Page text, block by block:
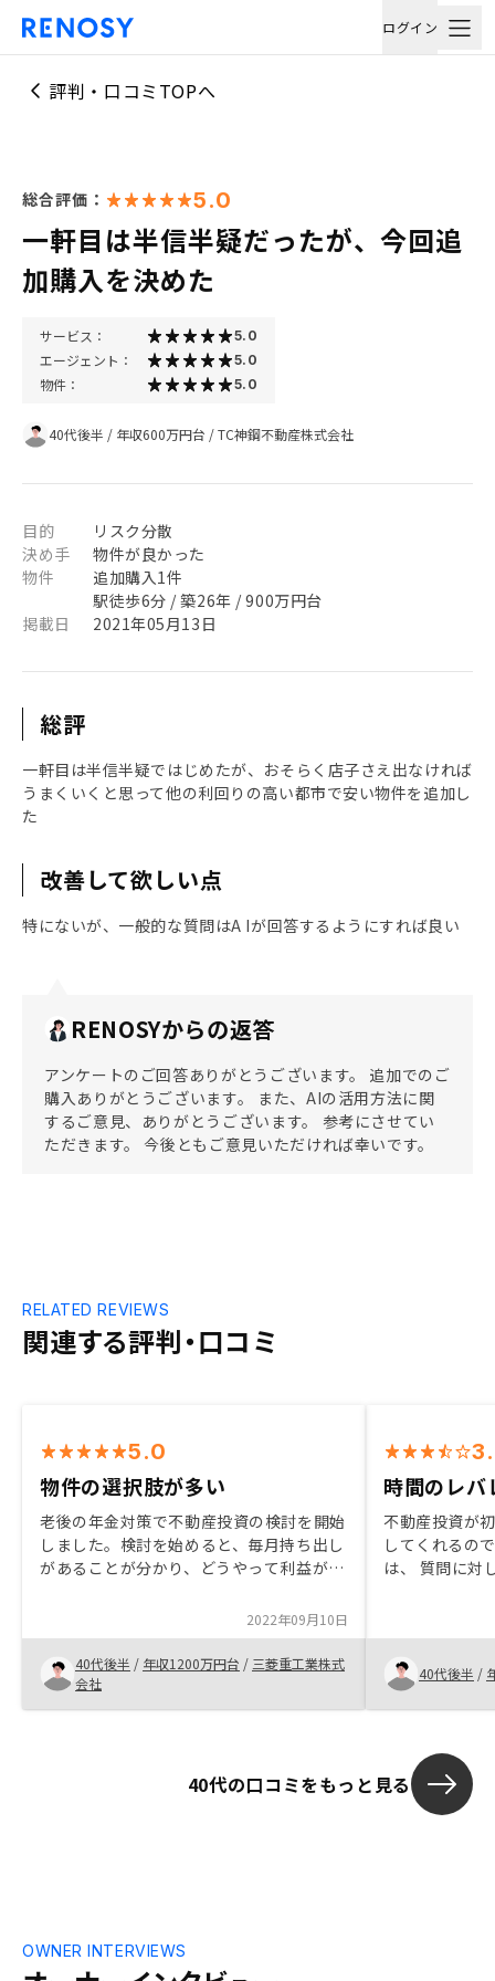
ログイン
評判・口コミTOPへ
総合評価： 5.0
一軒目は半信半疑だったが、今回追
加購入を決めた
サービス： 5.0
エージェント： 5.0
物件： 5.0
40代後半 / 年収600万円台 /TC神鋼不動産株式会社
目的
リスク分散
決め手
物件が良かった
物件
追加購入1件
駅徒歩6分 / 築26年 / 900万円台
掲載日
2021年05月13日
総評
一軒目は半信半疑ではじめたが、おそらく店子さえ出なければ
うまくいくと思って他の利回りの高い都市で安い物件を追加し
た
改善して欲しい点
特にないが、一般的な質問はA Iが回答するようにすれば良い
RENOSYからの返答
アンケートのご回答ありがとうございます。 追加でのご
購入ありがとうございます。 また、AIの活用方法に関
するご意見、ありがとうございます。 参考にさせてい
ただきます。 今後ともご意見いただければ幸いです。
関連する評判・口コミ
RELATED REVIEWS
5.0
物件の選択肢が多い
老後の年金対策で不動産投資の検討を開始
しました。検討を始めると、毎月持ち出し
があることが分かり、どうやって利益が出
な説明を聞いた結果、ミドルリスク・ミド
ルリターンの仕組みが理解出来ました。
RENOSYを選んだ理由は、自社物件がない
ことから、自社物件を優先するようなこと
はなく、多様な中古物件を紹介できる点で
する際に有益なと考えました。不動産投資
のメリットについてもっと分かりやすいプ
2022年09月10日
40代後半 / 年収1200万円台 / 三菱重工業株式
会社
時間のレバ
不動産投資が
してくれるの
は、 質問に対
自分の背中を
40代後半 /
40代の口コミをもっと見る
OWNER INTERVIEWS